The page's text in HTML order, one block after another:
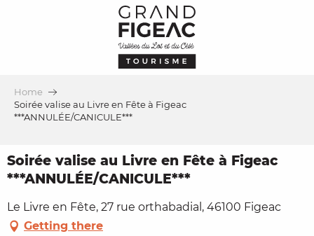
Home
Soirée valise au Livre en Fête à Figeac
***ANNULÉE/CANICULE***
Soirée valise au Livre en Fête à Figeac
***ANNULÉE/CANICULE***
Le Livre en Fête, 27 rue orthabadial, 46100 Figeac
Getting there